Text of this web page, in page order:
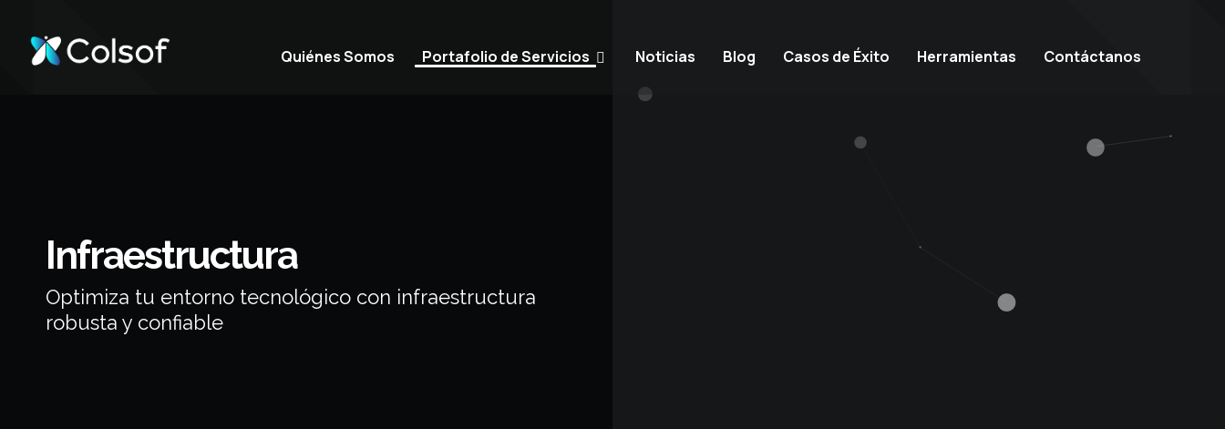
Quiénes Somos Portafolio de Servicios Noticias Blog Casos de Éxito Herramientas Contáctanos
Infraestructura
Optimiza tu entorno tecnológico con infraestructura
robusta y confiable